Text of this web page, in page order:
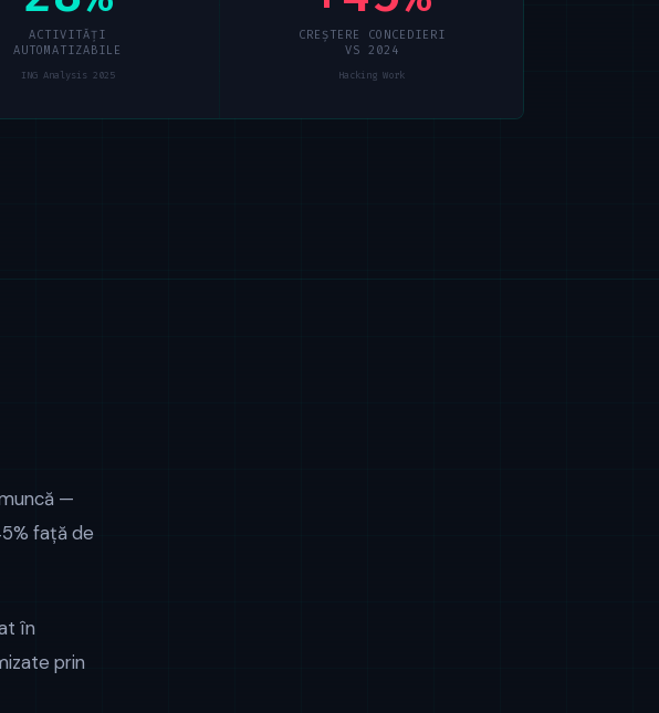
ACTIVITĂȚI
AUTOMATIZABILE
ING Analysis 2025
CREȘTERE CONCEDIERI
VS 2024
Hacking Work
—
față de
în
prin